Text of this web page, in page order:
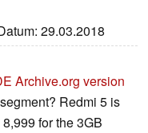
29.03.2018
Archive.org version
Redmi 5 is
for the 3GB